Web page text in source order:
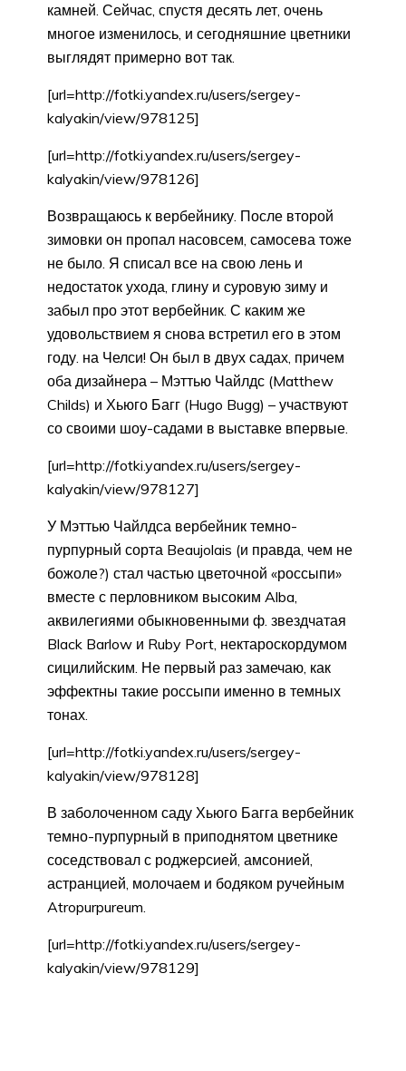
камней. Сейчас, спустя десять лет, очень
многое изменилось, и сегодняшние цветники
выглядят примерно вот так.
[url=http://fotki.yandex.ru/users/sergey-
kalyakin/view/978125]
[url=http://fotki.yandex.ru/users/sergey-
kalyakin/view/978126]
Возвращаюсь к вербейнику. После второй
зимовки он пропал насовсем, самосева тоже
не было. Я списал все на свою лень и
недостаток ухода, глину и суровую зиму и
забыл про этот вербейник. С каким же
удовольствием я снова встретил его в этом
году. на Челси! Он был в двух садах, причем
оба дизайнера – Мэттью Чайлдс (Matthew
Childs) и Хьюго Багг (Hugo Bugg) – участвуют
со своими шоу-садами в выставке впервые.
[url=http://fotki.yandex.ru/users/sergey-
kalyakin/view/978127]
У Мэттью Чайлдса вербейник темно-
пурпурный сорта Beaujolais (и правда, чем не
божоле?) стал частью цветочной «россыпи»
вместе с перловником высоким Alba,
аквилегиями обыкновенными ф. звездчатая
Black Barlow и Ruby Port, нектароскордумом
сицилийским. Не первый раз замечаю, как
эффектны такие россыпи именно в темных
тонах.
[url=http://fotki.yandex.ru/users/sergey-
kalyakin/view/978128]
В заболоченном саду Хьюго Багга вербейник
темно-пурпурный в приподнятом цветнике
соседствовал с роджерсией, амсонией,
астранцией, молочаем и бодяком ручейным
Atropurpureum.
[url=http://fotki.yandex.ru/users/sergey-
kalyakin/view/978129]